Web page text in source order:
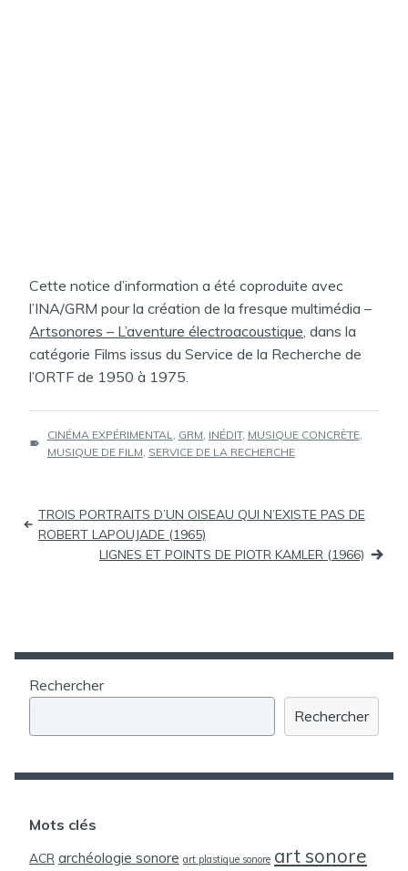
Cette notice d’information a été coproduite avec
l’INA/GRM pour la création de la fresque multimédia –
Artsonores – L’aventure électroacoustique , dans la
catégorie Films issus du Service de la Recherche de
l’ORTF de 1950 à 1975.
ÉTIQUETTES :
CINÉMA EXPÉRIMENTAL GRM INÉDIT, MUSIQUE CONCRÈTE,
MUSIQUE DE FILM SERVICE DE LA RECHERCHE
Navigation
de
l’article
TROIS PORTRAITS D’UN OISEAU QUI N’EXISTE PAS DE
ROBERT LAPOUJADE (1965)
LIGNES ET POINTS DE PIOTR KAMLER (1966)
Rechercher
Rechercher
Mots clés
ACR archéologie sonore art plastique sonore art sonore